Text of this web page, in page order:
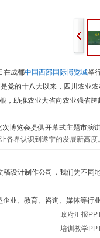
在成都中国西部国际博览城举
党的十八大以来，四川农业
，助推农业大省向农业强省跨
博览会提供开幕式主题市演
各界认识到遂宁的发展新高度
稿设计制作公司，我们为不同
企业、教育、咨询、媒体等行
政府汇报
培训教学